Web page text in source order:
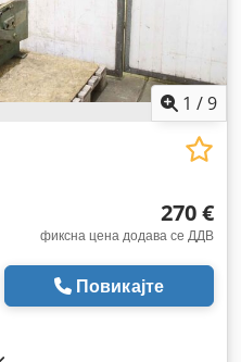
1 /9
270 €
фиксна цена додава се ДДВ
Повикајте